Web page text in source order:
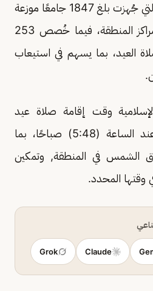
الخيري، أن عدد الجوامع التي جُهزت بلغ 1847 جامعًا موزعة
على مدن ومحافظات ومراكز المنطقة، فيما خُصص 253
العيد، بما يسهم في استيعاب
وقت إقامة صلاة عيد
الأضحى بمنطقة عسير عند الساعة (5:48) صباحًا، بما
الشمس في المنطقة, وتمكين
وقتها المحدد.
Claude
Grok